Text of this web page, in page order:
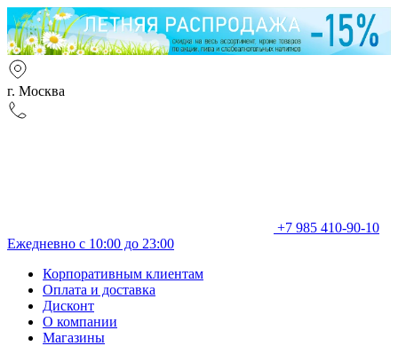
г. Москва
+7 985 410-90-10
Ежедневно с 10:00 до 23:00
Корпоративным клиентам
Оплата и доставка
Дисконт
О компании
Магазины